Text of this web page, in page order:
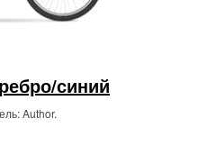
синий
Author.